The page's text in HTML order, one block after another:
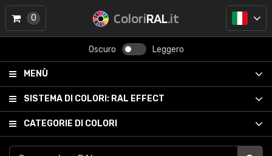
ColoriRAL.it
Oscuro Leggero
MENÙ
SISTEMA DI COLORI: RAL EFFECT
CATEGORIE DI COLORI
0